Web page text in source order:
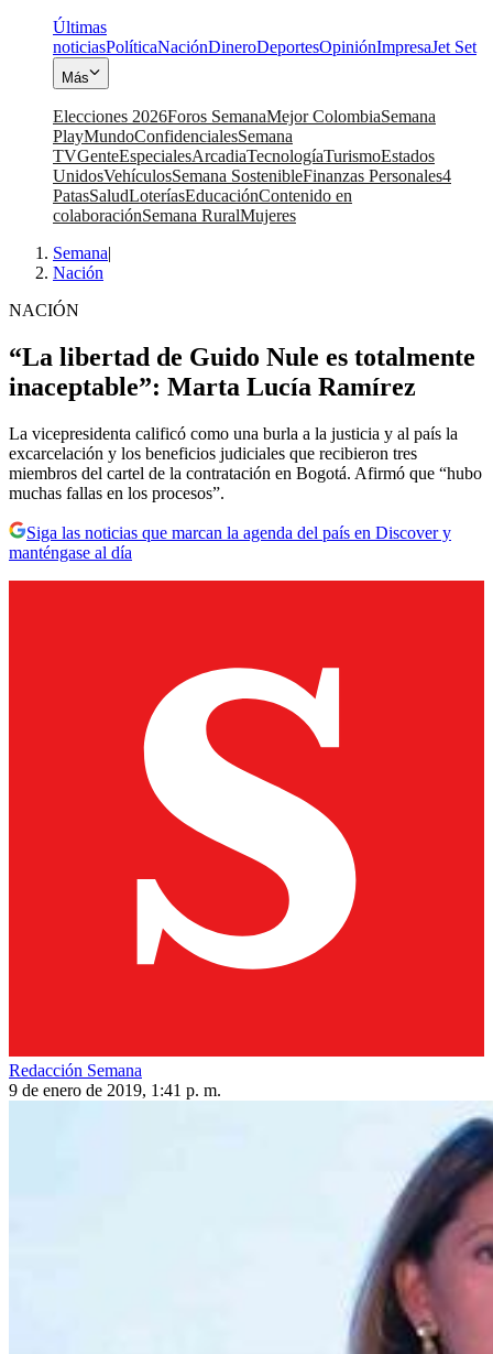
Últimas
noticiasPolíticaNaciónDineroDeportesOpiniónImpresaJet Set
Más
Elecciones 2026Foros SemanaMejor ColombiaSemana
PlayMundoConfidencialesSemana
TVGenteEspecialesArcadiaTecnologíaTurismoEstados
UnidosVehículosSemana SostenibleFinanzas Personales4
PatasSaludLoteríasEducaciónContenido en
colaboraciónSemana RuralMujeres
Semana|
Nación
NACIÓN
“La libertad de Guido Nule es totalmente
inaceptable”: Marta Lucía Ramírez
La vicepresidenta calificó como una burla a la justicia y al país la
excarcelación y los beneficios judiciales que recibieron tres
miembros del cartel de la contratación en Bogotá. Afirmó que “hubo
muchas fallas en los procesos”.
Siga las noticias que marcan la agenda del país en Discover y
manténgase al día
Redacción Semana
9 de enero de 2019, 1:41 p. m.